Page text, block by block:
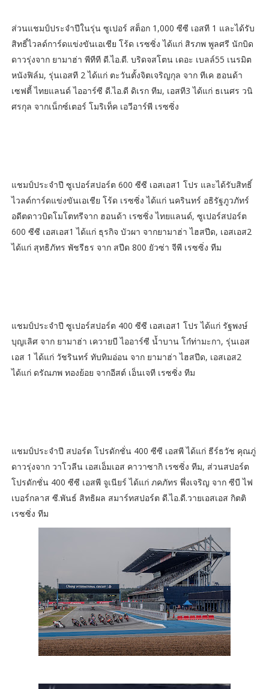
ส่วนแชมป์ประจำปีในรุ่น ซูเปอร์ สต็อก 1,000 ซีซี เอสที 1 และได้รับ
สิทธิ์ไวลด์การ์ดแข่งขันเอเชีย โร้ด เรซซิ่ง ได้แก่ สิรภพ พูลศรี นักบิด
ดาวรุ่งจาก ยามาฮ่า พีทีที ดี.ไอ.ดี. บริดจสโตน เดอะ เบลล์55 เนรมิต
หนังฟิล์ม, รุ่นเอสที 2 ได้แก่ ตะวันตั้งจิตเจริญกุล จาก ทีเค ฮอนด้า
เซฟตี้ ไทยแลนด์ ไออาร์ซี ดี.ไอ.ดี ดิเรก ทีม, เอสที3 ได้แก่ ธเนศร วนิ
ศรกุล จากเน็กซ์เตอร์ โมริเท็ค เอวีอาร์พี เรซซิ่ง
แชมป์ประจำปี ซูเปอร์สปอร์ต 600 ซีซี เอสเอส1 โปร และได้รับสิทธิ์
ไวลด์การ์ดแข่งขันเอเชีย โร้ด เรซซิ่ง ได้แก่ นครินทร์ อธิรัฐภูวภัทร์
อดีตดาวบิดโมโตทรีจาก ฮอนด้า เรซซิ่ง ไทยแลนด์, ซูเปอร์สปอร์ต
600 ซีซี เอสเอส1 ได้แก่ ธุรกิจ บัวผา จากยามาฮ่า ไฮสปีด, เอสเอส2
ได้แก่ สุทธิภัทร พัชรีธร จาก สปีด 800 ยัวซ่า จีพี เรซซิ่ง ทีม
แชมป์ประจำปี ซูเปอร์สปอร์ต 400 ซีซี เอสเอส1 โปร ได้แก่ รัฐพงษ์
บุญเลิศ จาก ยามาฮ่า เควายบี ไออาร์ซี น้ำบาน โก๋ท่ามะกา, รุ่นเอส
เอส 1 ได้แก่ วัชรินทร์ ทับทิมอ่อน จาก ยามาฮ่า ไฮสปีด, เอสเอส2
ได้แก่ ดรัณภพ ทองย้อย จากอีสต์ เอ็นเจที เรซซิ่ง ทีม
แชมป์ประจำปี สปอร์ต โปรดักชั่น 400 ซีซี เอสพี ได้แก่ ธีร์ธวัช คุณภู่
ดาวรุ่งจาก วาโวลีน เอสเอ็มเอส คาวาซากิ เรซซิ่ง ทีม, ส่วนสปอร์ต
โปรดักชั่น 400 ซีซี เอสพี จูเนียร์ ได้แก่ ภคภัทร พึ่งเจริญ จาก ซีบี ไฟ
เบอร์กลาส ซี.พันธ์ สิทธิผล สมาร์ทสปอร์ต ดี.ไอ.ดี.วายเอสเอส กิตติ
เรซซิ่ง ทีม